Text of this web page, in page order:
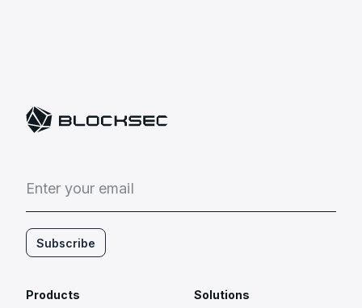
Enter your email
Subscribe
Products
Solutions